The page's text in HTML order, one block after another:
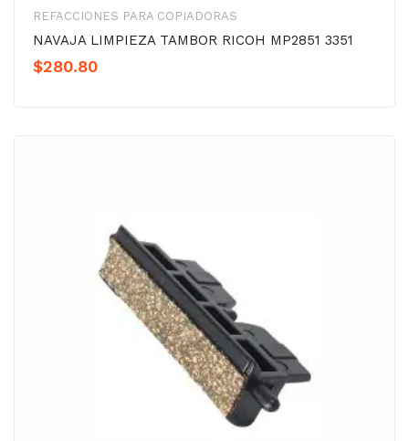
REFACCIONES PARA COPIADORAS
NAVAJA LIMPIEZA TAMBOR RICOH MP2851 3351
$280.80